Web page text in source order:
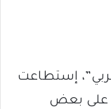
إستطاعت
على بعض